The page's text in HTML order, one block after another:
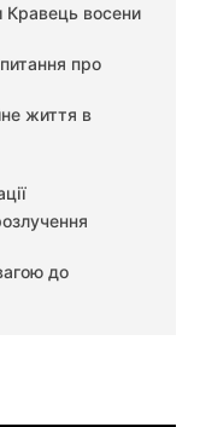
Кравець восени
про
життя в
до